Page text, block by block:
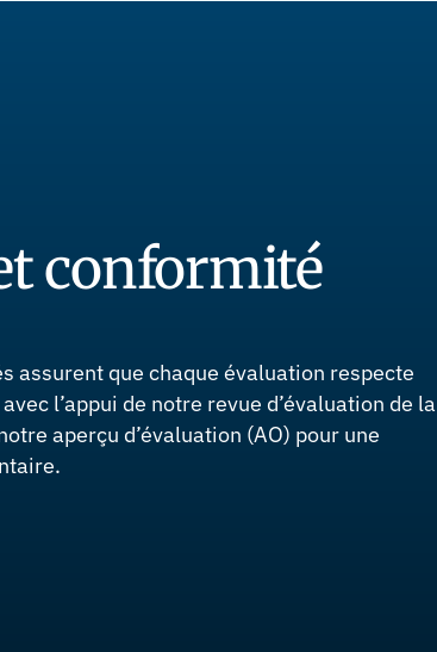
conformité
assurent que chaque évaluation respecte
l’appui de notre revue d’évaluation de la
aperçu d’évaluation (AO) pour une